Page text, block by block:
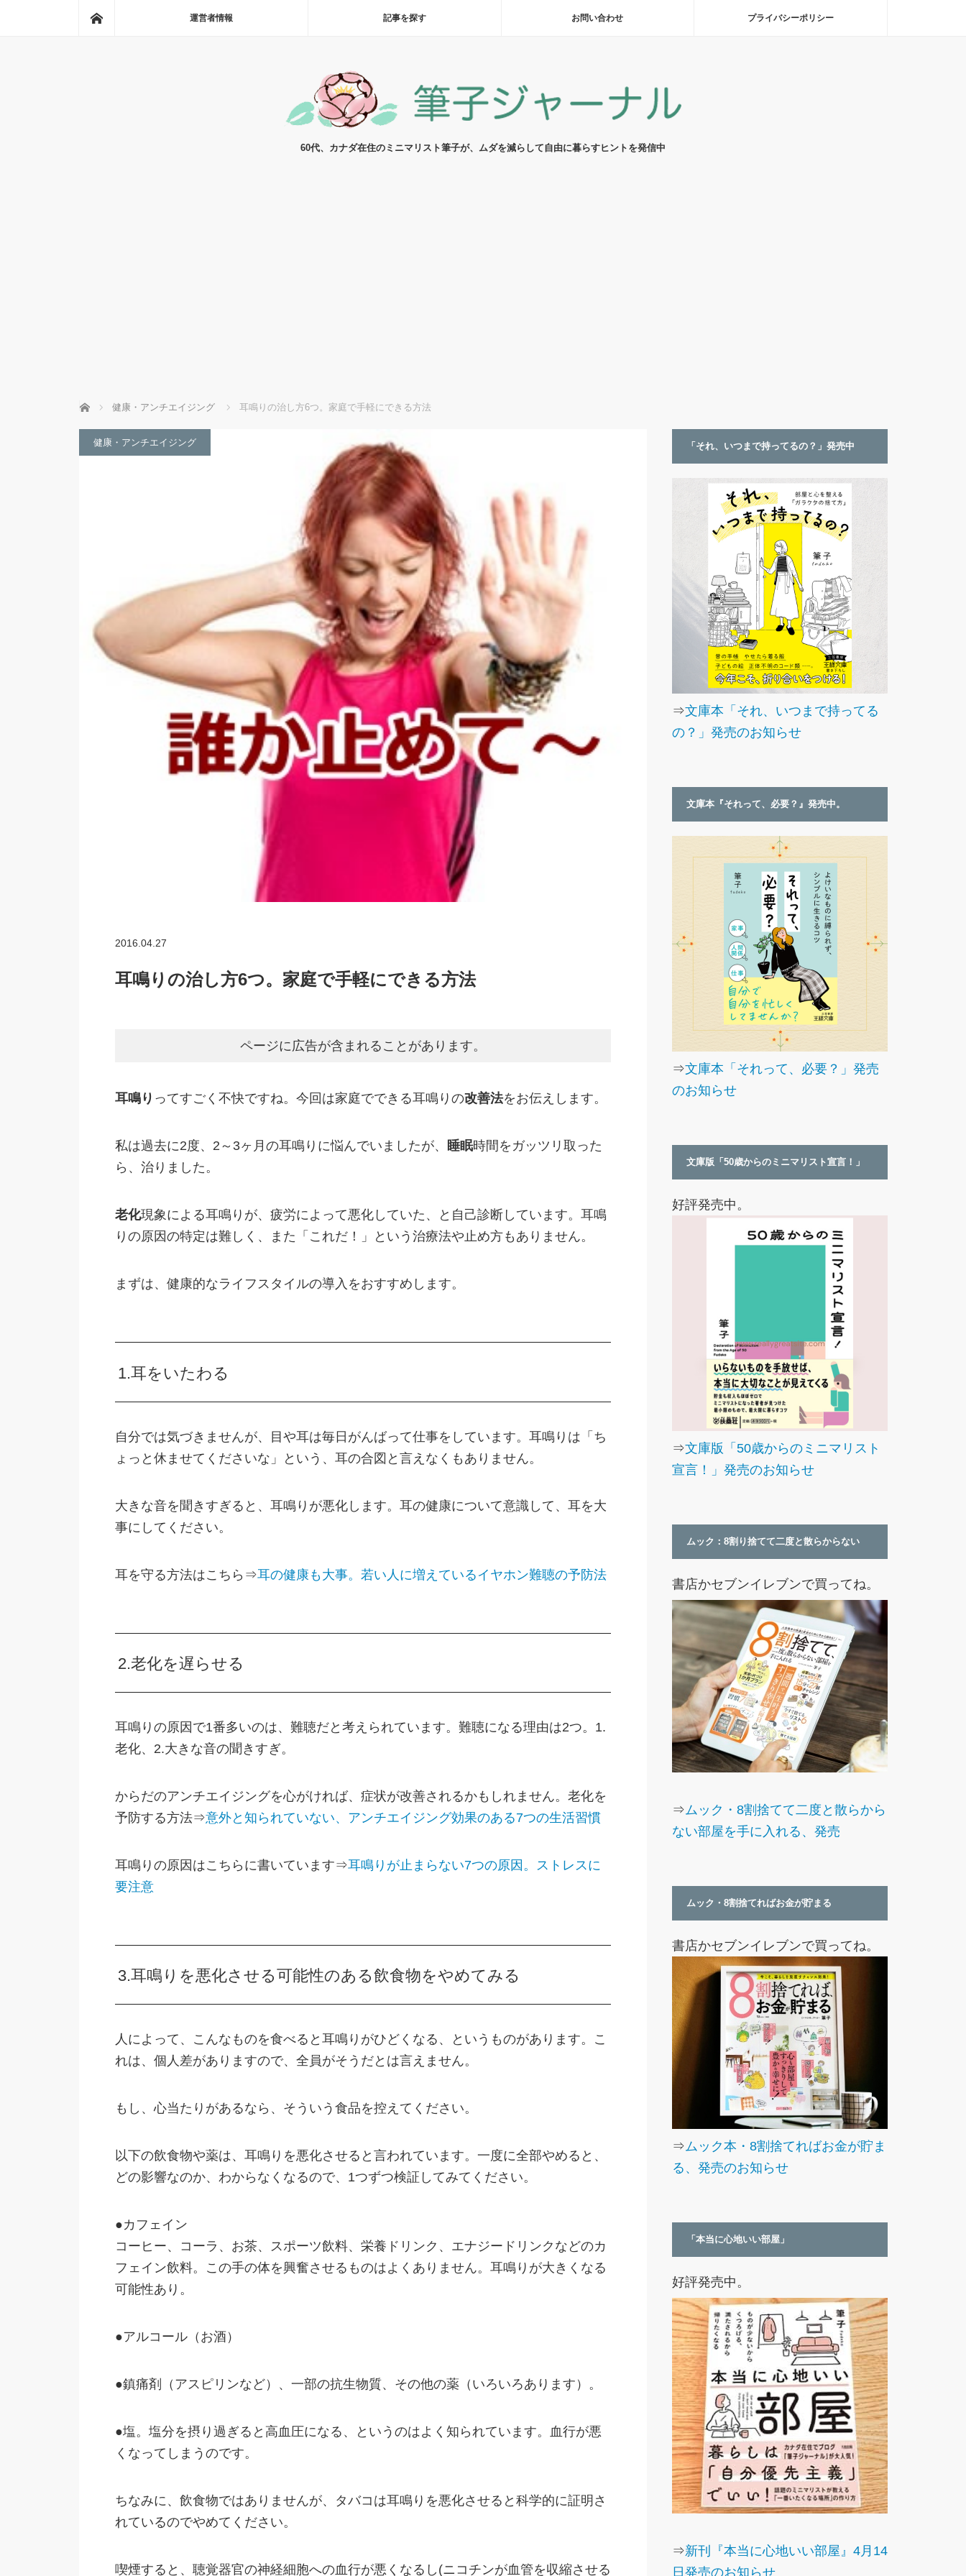
運営者情報 記事を探す お問い合わせ プライバシーポリシー
60代、カナダ在住のミニマリスト筆子が、ムダを減らして自由に暮らすヒントを発信中
ホーム 健康・アンチエイジング 耳鳴りの治し方6つ。家庭で手軽にできる方法
健康・アンチエイジング
2016.04.27
耳鳴りの治し方6つ。家庭で手軽にできる方法
ページに広告が含まれることがあります。
耳鳴り ってすごく不快ですね。今回は家庭でできる耳鳴りの改善法をお伝えします。
私は過去に2度、2～3ヶ月の耳鳴りに悩んでいましたが、 睡眠時間をガッツリ取った
ら、治りました。
老化現象による耳鳴りが、疲労によって悪化していた、と自己診断しています。耳鳴
りの原因の特定は難しく、また「これだ！」という治療法や止め方もありません。
まずは、健康的なライフスタイルの導入をおすすめします。
1.耳をいたわる
自分では気づきませんが、目や耳は毎日がんばって仕事をしています。耳鳴りは「ち
ょっと休ませてくださいな」という、耳の合図と言えなくもありません。
大きな音を聞きすぎると、耳鳴りが悪化します。耳の健康について意識して、耳を大
事にしてください。
耳を守る方法はこちら⇒耳の健康も大事。若い人に増えているイヤホン難聴の予防法
2.老化を遅らせる
耳鳴りの原因で1番多いのは、難聴だと考えられています。難聴になる理由は2つ。1.
老化、2.大きな音の聞きすぎ。
からだのアンチエイジングを心がければ、症状が改善されるかもしれません。老化を
予防する方法⇒意外と知られていない、アンチエイジング効果のある7つの生活習慣
耳鳴りの原因はこちらに書いています⇒耳鳴りが止まらない7つの原因。ストレスに
要注意
3.耳鳴りを悪化させる可能性のある飲食物をやめてみる
人によって、こんなものを食べると耳鳴りがひどくなる、というものがあります。こ
れは、個人差がありますので、全員がそうだとは言えません。
もし、心当たりがあるなら、そういう食品を控えてください。
以下の飲食物や薬は、耳鳴りを悪化させると言われています。一度に全部やめると、
どの影響なのか、わからなくなるので、1つずつ検証してみてください。
●カフェイン
コーヒー、コーラ、お茶、スポーツ飲料、栄養ドリンク、エナジードリンクなどのカ
フェイン飲料。この手の体を興奮させるものはよくありません。耳鳴りが大きくなる
可能性あり。
●アルコール（お酒）
●鎮痛剤（アスピリンなど）、一部の抗生物質、その他の薬（いろいろあります）。
●塩。塩分を摂り過ぎると高血圧になる、というのはよく知られています。血行が悪
くなってしまうのです。
ちなみに、飲食物ではありませんが、タバコは耳鳴りを悪化させると科学的に証明さ
れているのでやめてください。
喫煙すると、聴覚器官の神経細胞への血行が悪くなるし(ニコチンが血管を収縮させる
「それ、いつまで持ってるの？」発売中
⇒文庫本「それ、いつまで持ってる
の？」発売のお知らせ
文庫本『それって、必要？』発売中。
⇒文庫本「それって、必要？」発売
のお知らせ
文庫版「50歳からのミニマリスト宣言！」
好評発売中。
⇒文庫版「50歳からのミニマリスト
宣言！」発売のお知らせ
ムック：8割り捨てて二度と散らからない
書店かセブンイレブンで買ってね。
⇒ムック・8割捨てて二度と散らから
ない部屋を手に入れる、発売
ムック・8割捨てればお金が貯まる
書店かセブンイレブンで買ってね。
⇒ムック本・8割捨てればお金が貯ま
る、発売のお知らせ
「本当に心地いい部屋」
好評発売中。
⇒新刊『本当に心地いい部屋』4月14
日発売のお知らせ